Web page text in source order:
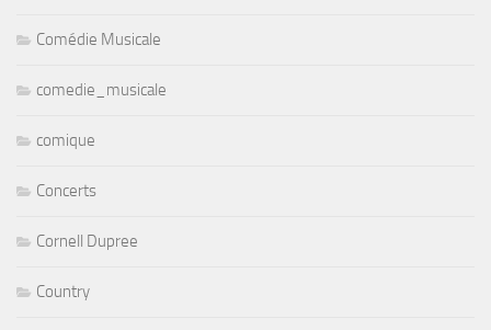
Comédie Musicale
comedie_musicale
comique
Concerts
Cornell Dupree
Country